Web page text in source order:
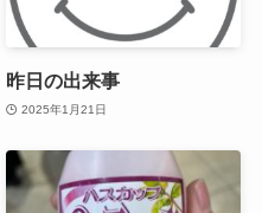
昨日の出来事
2025年1月21日